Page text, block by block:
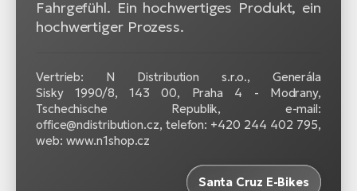
Fahrgefühl. Ein hochwertiges Produkt, ein
hochwertiger Prozess.
Vertrieb: N Distribution s.r.o., Generála
Sisky 1990/8, 143 00, Praha 4 - Modrany,
Tschechische Republik, e-mail:
office@ndistribution.cz, telefon: +420 244 402 795,
web: www.n1shop.cz
Santa Cruz E-Bikes